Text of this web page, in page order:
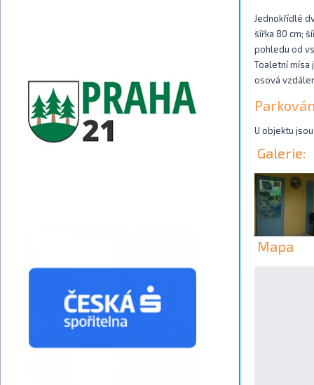
Jednokřídlé
šířka 80 cm;
pohledu od
Toaletní mísa
osová
U objektu
Galerie:
Mapa